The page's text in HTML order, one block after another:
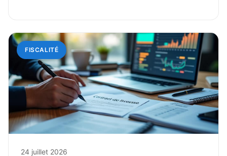
FISCALITÉ
24 juillet 2026